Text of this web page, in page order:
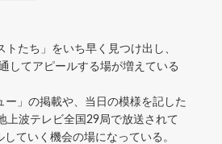
たち」をいち早く見つけ出し、
してアピールする場が増えている
」の掲載や、当日の模様を記した
上波テレビ全国29局で放送されて
ていく機会の場になっている。